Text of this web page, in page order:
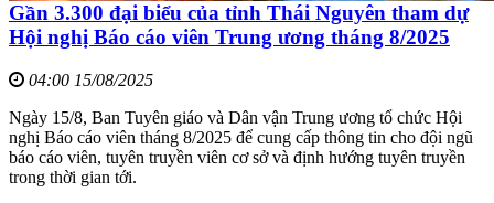
Gần 3.300 đại biểu của tỉnh Thái Nguyên tham dự
Hội nghị Báo cáo viên Trung ương tháng 8/2025
04:00 15/08/2025
Ngày 15/8, Ban Tuyên giáo và Dân vận Trung ương tổ chức Hội
nghị Báo cáo viên tháng 8/2025 để cung cấp thông tin cho đội ngũ
báo cáo viên, tuyên truyền viên cơ sở và định hướng tuyên truyền
trong thời gian tới.